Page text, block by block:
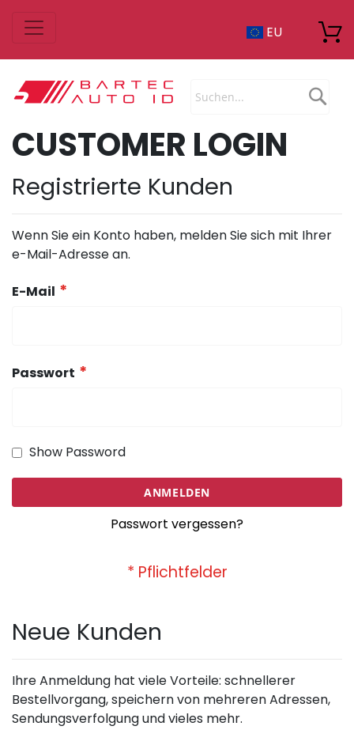
Zum
Inhalt
EU
CUSTOMER LOGIN
Registrierte Kunden
Wenn Sie ein Konto haben, melden Sie sich mit Ihrer
e-Mail-Adresse an.
E-Mail
Passwort
Show Password
ANMELDEN
Passwort vergessen?
Neue Kunden
Ihre Anmeldung hat viele Vorteile: schnellerer
Bestellvorgang, speichern von mehreren Adressen,
Sendungsverfolgung und vieles mehr.